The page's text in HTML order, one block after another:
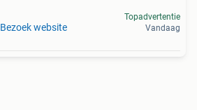
Bezoek website
Topadvertentie
Vandaag